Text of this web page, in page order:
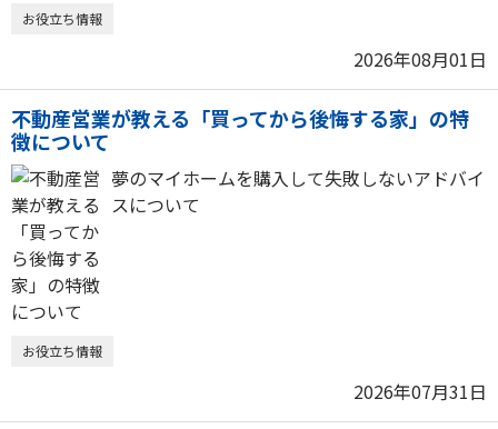
お役立ち情報
2026年08月01日
不動産営業が教える「買ってから後悔する家」の特
徴について
夢のマイホームを購入して失敗しないアドバイ
スについて
お役立ち情報
2026年07月31日